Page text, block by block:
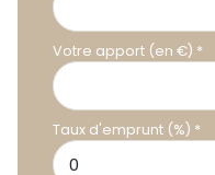
Votre apport (en €) *
Taux d'emprunt (%) *